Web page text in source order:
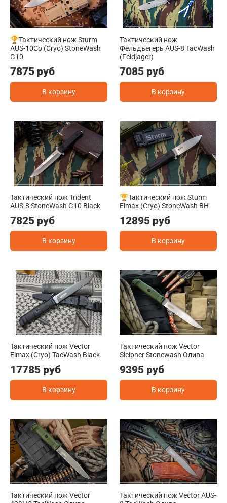
🏆Тактический нож Sturm
AUS-10Co (Cryo) StoneWash
G10
7875 руб
В корзину
Тактический нож
Фельдъегерь AUS-8 TacWash
(Feldjager)
7085 руб
В корзину
Тактический нож Trident
AUS-8 StoneWash G10 Black
7825 руб
В корзину
🏆Тактический нож Sturm
Elmax (Cryo) StoneWash BH
12895 руб
В корзину
Тактический нож Vector
Elmax (Cryo) TacWash Black
17785 руб
В корзину
Тактический нож Vector
Sleipner Stonewash Олива
9395 руб
В корзину
Тактический нож Vector
Тактический нож Vector AUS-